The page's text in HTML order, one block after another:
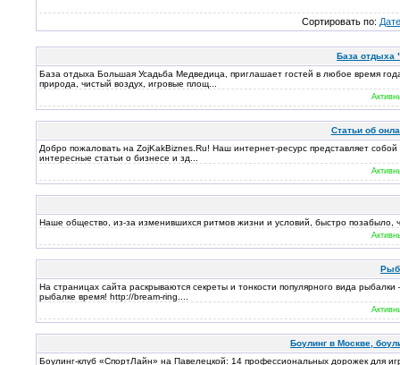
Сортировать по: Дате
База отдыха
База отдыха Большая Усадьба Медведица, приглашает гостей в любое время
природа, чистый воздух, игровые площ...
Статьи об
Добро пожаловать на ZojKakBiznes.Ru! Наш интернет-ресурс представляет
интересные статьи о бизнесе и зд...
Наше общество, из-за изменившихся ритмов жизни и условий, быстро позабыло,
На страницах сайта раскрываются секреты и тонкости популярного вида
рыбалке время! http://bream-ring....
Боулинг в Москве,
Боулинг-клуб «СпортЛайн» на Павелецкой: 14 профессиональных дорожек для